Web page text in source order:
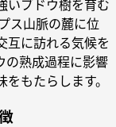
いブドウ樹を育む
ス山脈の麓に位
互に訪れる気候を
の熟成過程に影響
もたらします。